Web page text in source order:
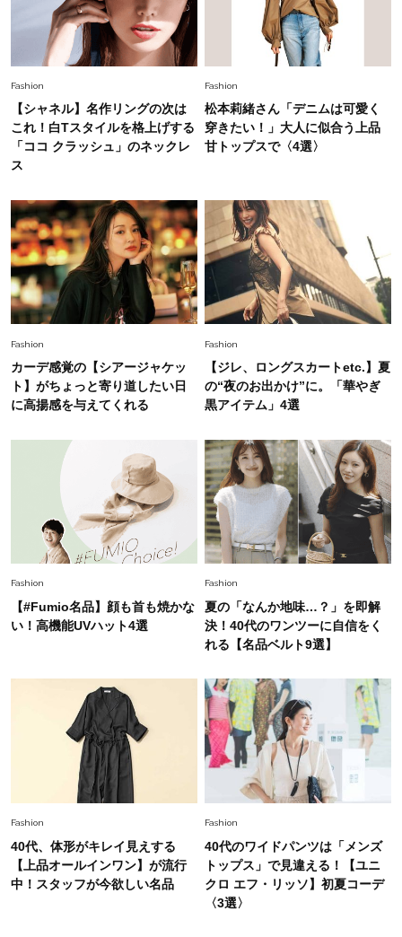
Fashion 2026.6.26
初夏はこれさえあれば！40代は【淡色ワンピ】
で即涼しげ＆上品見え〈3選〉
Fashion 2026.5.29
今、40代の「メガネ＆サングラス」のトレンド
に更新あり！“黒ぶち以外”が新定番に
Fashion 2026.8.5
オシャレ40代の【ワンピ＆オールインワン】最
旬着こなし3選。地味見え回避のコツは「バッグ
選び」！
Fashion 2026.7.9
スタイリストが本気で推す！40代がほどよく華
Fashion 2026.7.25
26年夏は「小ぶり」が大流行中！人と被らない
Fashion 2026.7.2
【40代夏コーデ】猛暑でも快適＆上品に！体型
カバーも叶う厳選アイテム〈13選〉
Fashion
【シャネル】名作リングの次は
これ！白Tスタイルを格上げする
「ココ クラッシュ」のネックレ
ス
Fashion
松本莉緒さん「デニムは可愛く
穿きたい！」大人に似合う上品
甘トップスで〈4選〉
Fashion
カーデ感覚の【シアージャケッ
ト】がちょっと寄り道したい日
に高揚感を与えてくれる
Fashion
【ジレ、ロングスカートetc.】夏
の“夜のお出かけ”に。「華やぎ
黒アイテム」4選
Fashion
【#Fumio名品】顔も首も焼かな
い！高機能UVハット4選
Fashion
夏の「なんか地味…？」を即解
決！40代のワンツーに自信をく
れる【名品ベルト9選】
Fashion
40代、体形がキレイ見えする
【上品オールインワン】が流行
中！スタッフが今欲しい名品
Fashion
40代のワイドパンツは「メンズ
トップス」で見違える！【ユニ
クロ エフ・リッソ】初夏コーデ
〈3選〉